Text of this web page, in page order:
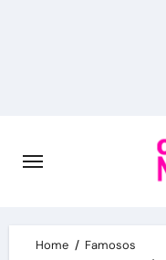
Home
Famosos